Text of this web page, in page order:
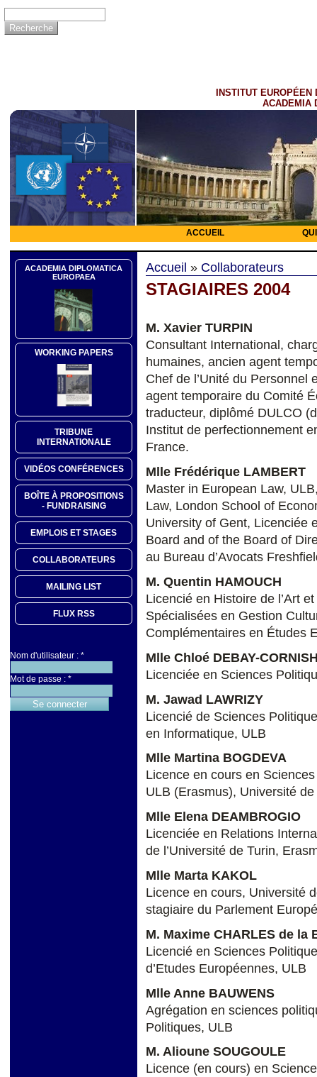
INSTITUT EUROPÉEN
ACADEMIA
ACCUEIL
ACADEMIA DIPLOMATICA
EUROPAEA
WORKING PAPERS
TRIBUNE
INTERNATIONALE
VIDÉOS CONFÉRENCES
BOÎTE À PROPOSITIONS
- FUNDRAISING
EMPLOIS ET STAGES
COLLABORATEURS
MAILING LIST
FLUX RSS
Nom d'utilisateur : *
Mot de passe : *
Accueil » Collaborateurs
STAGIAIRES 2004
M. Xavier TURPIN
Consultant International,
humaines, ancien agent
Chef de l’Unité du Personnel
agent temporaire du Comité
traducteur, diplômé DULCO
Institut de perfectionnement
France.
Mlle Frédérique LAMBERT
Master in European Law,
Law, London School of
University of Gent, Licenciée
Board and of the Board of
au Bureau d’Avocats
M. Quentin HAMOUCH
Licencié en Histoire de l’Art
Spécialisées en Gestion
Complémentaires en Études
Mlle Chloé DEBAY-
Licenciée en Sciences
M. Jawad LAWRIZY
Licencié de Sciences
en Informatique, ULB
Mlle Martina BOGDEVA
Licence en cours en
ULB (Erasmus), Université
Mlle Elena DEAMBROGIO
Licenciée en Relations
de l’Université de Turin,
Mlle Marta KAKOL
Licence en cours, Université
stagiaire du Parlement
M. Maxime CHARLES de la
Licencié en Sciences
d’Etudes Européennes, ULB
Mlle Anne BAUWENS
Agrégation en sciences
Politiques, ULB
M. Alioune SOUGOULE
Licence (en cours) en